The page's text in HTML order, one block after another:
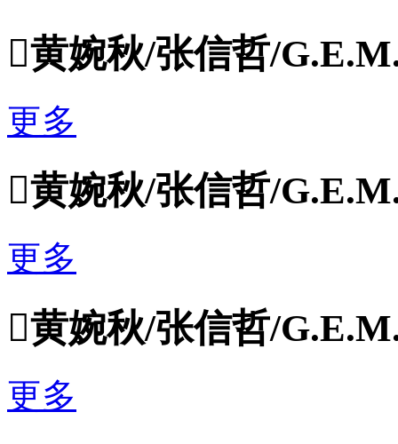
黄婉秋/张信哲/
更多
黄婉秋/张信哲/
更多
黄婉秋/张信哲/
更多